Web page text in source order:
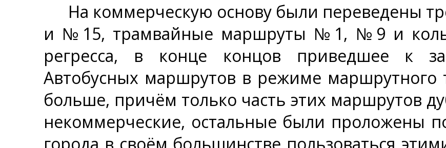
На коммерческую основу были переведены
и №15, трамвайные маршруты №1, №9 и
регресса, в конце концов приведшее к
Автобусных маршрутов в режиме маршрутного
больше, причём только часть этих маршрутов
некоммерческие, остальные были проложены